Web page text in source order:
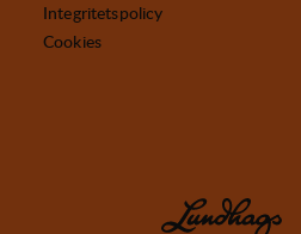
Integritetspolicy
Cookies